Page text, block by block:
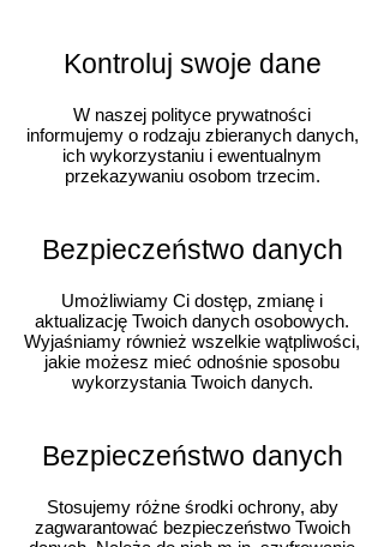
Kontroluj swoje dane
W naszej polityce prywatności
informujemy o rodzaju zbieranych danych,
ich wykorzystaniu i ewentualnym
przekazywaniu osobom trzecim.
Bezpieczeństwo danych
Umożliwiamy Ci dostęp, zmianę i
aktualizację Twoich danych osobowych.
Wyjaśniamy również wszelkie wątpliwości,
jakie możesz mieć odnośnie sposobu
wykorzystania Twoich danych.
Bezpieczeństwo danych
Stosujemy różne środki ochrony, aby
zagwarantować bezpieczeństwo Twoich